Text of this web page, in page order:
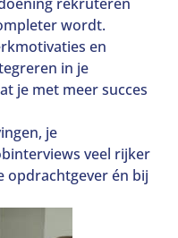
wordt.
en
in je
je met meer succes
je
veel rijker
opdrachtgever én bij